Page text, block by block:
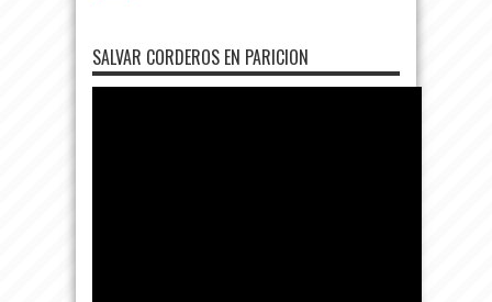
SALVAR CORDEROS EN PARICION